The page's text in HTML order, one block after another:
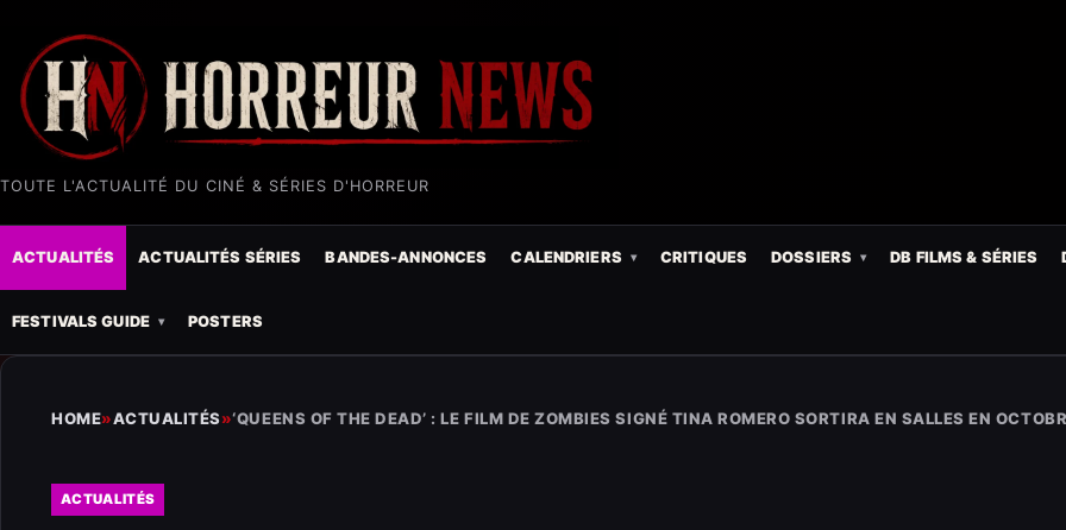
TOUTE L'ACTUALITÉ DU CINÉ & SÉRIES D'HORREUR
ACTUALITÉS ACTUALITÉS SÉRIES BANDES-ANNONCES CALENDRIERS CRITIQUES DOSSIERS DB FILMS & SÉRIES
FESTIVALS GUIDE POSTERS
HOME»ACTUALITÉS»‘QUEENS OF THE DEAD’ : LE FILM DE ZOMBIES SIGNÉ TINA ROMERO SORTIRA EN SALLES EN
ACTUALITÉS